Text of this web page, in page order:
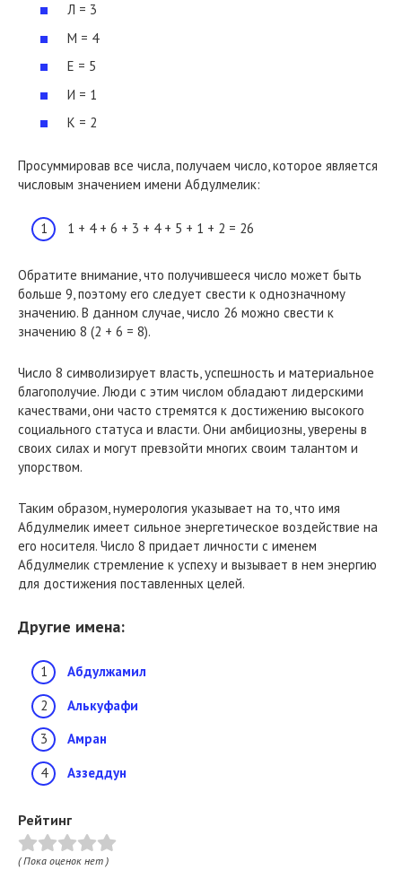
Л = 3
М = 4
Е = 5
И = 1
К = 2
Просуммировав все числа, получаем число, которое является
числовым значением имени Абдулмелик:
1 + 4 + 6 + 3 + 4 + 5 + 1 + 2 = 26
Обратите внимание, что получившееся число может быть
больше 9, поэтому его следует свести к однозначному
значению. В данном случае, число 26 можно свести к
значению 8 (2 + 6 = 8).
Число 8 символизирует власть, успешность и материальное
благополучие. Люди с этим числом обладают лидерскими
качествами, они часто стремятся к достижению высокого
социального статуса и власти. Они амбициозны, уверены в
своих силах и могут превзойти многих своим талантом и
упорством.
Таким образом, нумерология указывает на то, что имя
Абдулмелик имеет сильное энергетическое воздействие на
его носителя. Число 8 придает личности с именем
Абдулмелик стремление к успеху и вызывает в нем энергию
для достижения поставленных целей.
Другие имена:
Абдулжамил
Алькуфафи
Амран
Аззеддун
Рейтинг
( Пока оценок нет )